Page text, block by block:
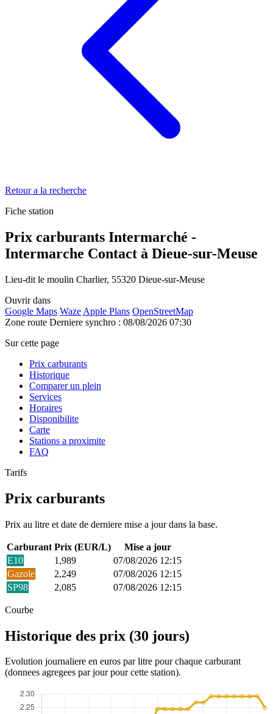
Retour a la recherche
Fiche station
Prix carburants Intermarché -
Intermarche Contact à Dieue-sur-Meuse
Lieu-dit le moulin Charlier, 55320 Dieue-sur-Meuse
Ouvrir dans
Google Maps Waze Apple Plans OpenStreetMap
Zone route Derniere synchro : 08/08/2026 07:30
Sur cette page
Prix carburants
Historique
Comparer un plein
Services
Horaires
Disponibilite
Carte
Stations a proximite
FAQ
Tarifs
Prix carburants
Prix au litre et date de derniere mise a jour dans la base.
Carburant Prix (EUR/L)
Mise a jour
E10
1,989
07/08/2026 12:15
Gazole
2,249
07/08/2026 12:15
SP98
2,085 07/08/2026 12:15
Courbe
Historique des prix (30 jours)
Evolution journaliere en euros par litre pour chaque carburant
(donnees agregees par jour pour cette station).